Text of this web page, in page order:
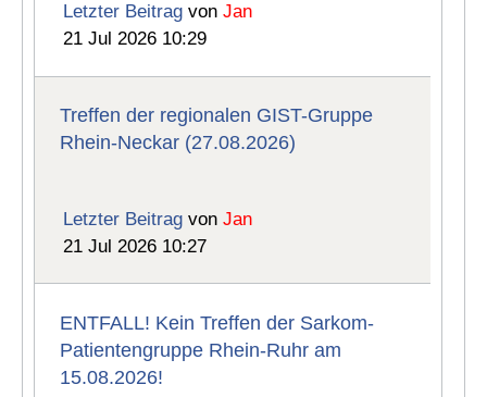
Letzter Beitrag vonJan
21 Jul 2026 10:29
Treffen der regionalen GIST-Gruppe
Rhein-Neckar (27.08.2026)
Letzter Beitrag vonJan
21 Jul 2026 10:27
ENTFALL! Kein Treffen der Sarkom-
Patientengruppe Rhein-Ruhr am
15.08.2026!